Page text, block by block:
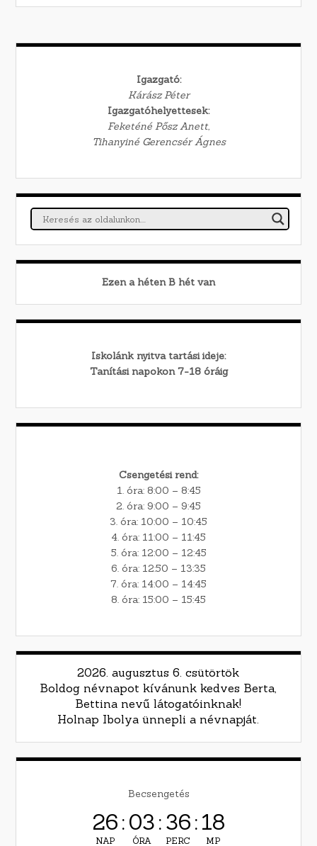
Igazgató:
Kárász Péter
Igazgatóhelyettesek:
Feketéné Pősz Anett,
Tihanyiné Gerencsér Ágnes
Ezen a héten B hét van
Iskolánk nyitva tartási ideje:
Tanítási napokon 7-18 óráig
Csengetési rend:
1. óra: 8:00 – 8:45
2. óra: 9:00 – 9:45
3. óra: 10:00 – 10:45
4. óra: 11:00 – 11:45
5. óra: 12:00 – 12:45
6. óra: 12:50 – 13:35
7. óra: 14:00 – 14:45
8. óra: 15:00 – 15:45
2026. augusztus 6. csütörtök
Boldog névnapot kívánunk kedves Berta,
Bettina nevű látogatóinknak!
Holnap Ibolya ünnepli a névnapját.
Becsengetés
26
NAP
:03
ÓRA
:36
PERC
:17
MP